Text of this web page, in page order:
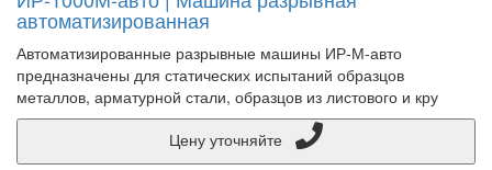
автоматизированная
Автоматизированные разрывные машины ИР-М-авто
предназначены для статических испытаний образцов
металлов, арматурной стали, образцов из листового и кру